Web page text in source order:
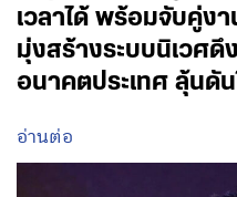
เวลาได้ พร้อมจับคู่งา
มุ่งสร้างระบบนิเวศดึ
อนาคตประเทศ ลุ้นดั
อ่านต่อ